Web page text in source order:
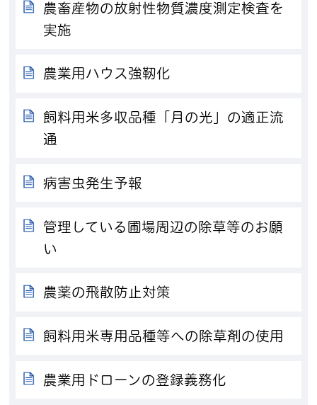
農畜産物の放射性物質濃度測定検査を
実施
農業用ハウス強靭化
飼料用米多収品種「月の光」の適正流
通
病害虫発生予報
管理している圃場周辺の除草等のお願
い
農薬の飛散防止対策
飼料用米専用品種等への除草剤の使用
農業用ドローンの登録義務化